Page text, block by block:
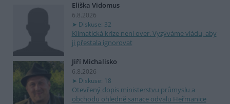
Eliška Vidomus
6.8.2026
Diskuse: 32
Klimatická krize není over. Vyzýváme vládu, aby
ji přestala ignorovat
Jiří Michalisko
6.8.2026
Diskuse: 18
Otevřený dopis ministerstvu průmyslu a
obchodu ohledně sanace odvalu Heřmanice